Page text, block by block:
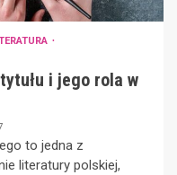
i jego rola w
to jedna z
literatury polskiej,